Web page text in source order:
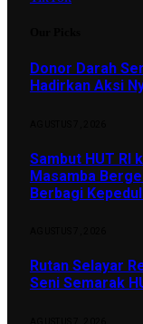
Donor Darah
Hadirkan Aksi
Sambut HUT RI
Masamba
Berbagi
Rutan Selayar
Seni Semarak